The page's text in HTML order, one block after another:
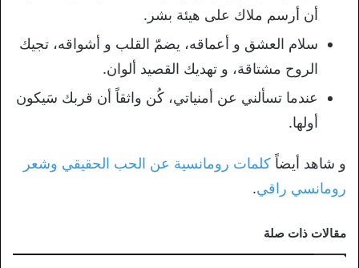
أن أرسم ملاك على هيئة بشر.
سلام العشق و أعماقه، يضمّ القلب و أشواقه، تجيك
الروح مشتاقة، و تهديك القصيد ألوان.
عندما تسألني عن أمنياتي، كُن واثقاً أن قربك سَيكون
أولها.
و شاهد أيضاً كلمات رومانسية عن الحب الحقيقي وشعر
رومانسي راقي.
مقالات ذات صلة